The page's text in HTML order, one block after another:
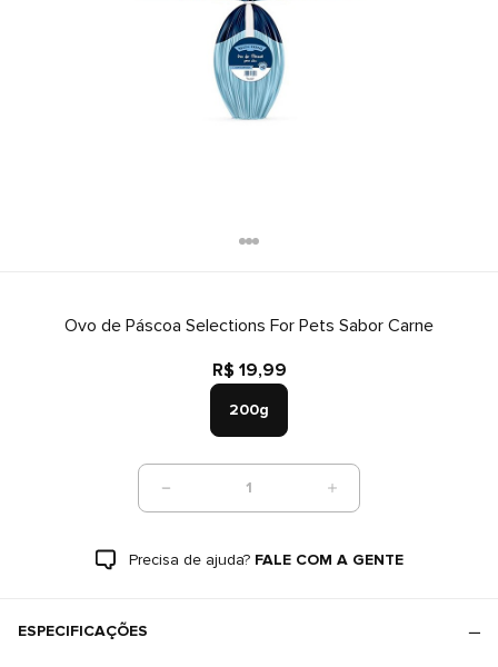
Ovo de Páscoa Selections For Pets Sabor Carne
R$ 19,99
200g
1
Precisa de ajuda? FALE COM A GENTE
ESPECIFICAÇÕES